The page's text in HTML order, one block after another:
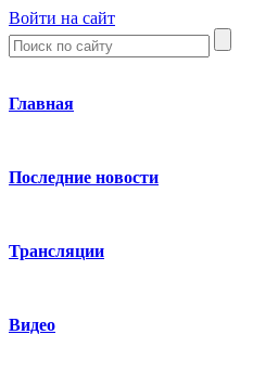
Войти на сайт
Главная
Последние новости
Трансляции
Видео